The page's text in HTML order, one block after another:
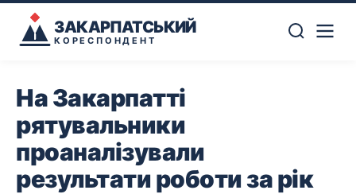
ЗАКАРПАТСЬКИЙ
КОРЕСПОНДЕНТ
На Закарпатті
рятувальники
проаналізували
результати роботи за рік